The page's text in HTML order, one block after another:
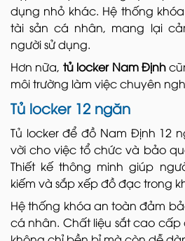
dụng nhỏ khác. Hệ thống
tài sản cá nhân, mang lại
người sử dụng.
Hơn nữa, tủ locker Nam Định
môi trường làm việc chuyên
Tủ locker 12 ngăn
Tủ locker để đồ Nam Định 12
vời cho việc tổ chức và bảo
Thiết kế thông minh giúp
kiếm và sắp xếp đồ đạc trong
Hệ thống khóa an toàn đảm
cá nhân. Chất liệu sắt cao cấp